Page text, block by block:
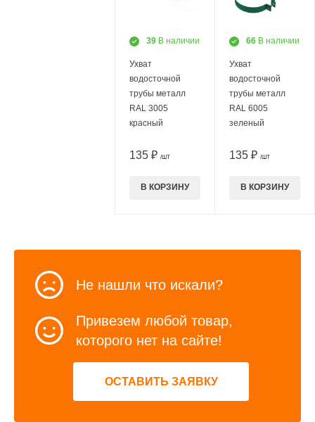
39 В наличии
Ухват
водосточной
трубы металл
RAL 3005
красный
135 ₽ /ШТ
В КОРЗИНУ
66 В наличии
Ухват
водосточной
трубы металл
RAL 6005
зеленый
135 ₽ /ШТ
В КОРЗИНУ
Не нашли что искали?
Привезем любой товар,
которого нет на сайте!
ОСТАВИТЬ ЗАЯВКУ